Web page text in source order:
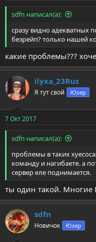
sdfn написал(а):
сразу видно адекватных
безрейп? только нашей
какие проблемы???
ilyxa_23Rus
Я тут свой Юзер
7 Окт 2017
sdfn написал(а):
проблемы в таких
команду и нагибаете. а
сервер еле поднимается.
ты один такой.
sdfn
Новичок Юзер